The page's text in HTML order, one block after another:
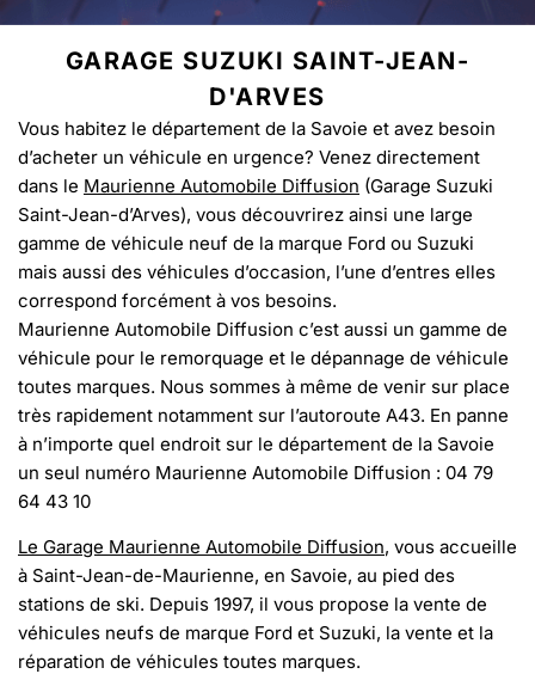
GARAGE SUZUKI SAINT-JEAN-
D'ARVES
Vous habitez le département de la Savoie et avez besoin
d’acheter un véhicule en urgence? Venez directement
dans le Maurienne Automobile Diffusion (Garage Suzuki
Saint-Jean-d’Arves), vous découvrirez ainsi une large
gamme de véhicule neuf de la marque Ford ou Suzuki
mais aussi des véhicules d’occasion, l’une d’entres elles
correspond forcément à vos besoins.
Maurienne Automobile Diffusion c’est aussi un gamme de
véhicule pour le remorquage et le dépannage de véhicule
toutes marques. Nous sommes à même de venir sur place
très rapidement notamment sur l’autoroute A43. En panne
à n’importe quel endroit sur le département de la Savoie
un seul numéro Maurienne Automobile Diffusion : 04 79
64 43 10
Le Garage Maurienne Automobile Diffusion, vous accueille
à Saint-Jean-de-Maurienne, en Savoie, au pied des
stations de ski. Depuis 1997, il vous propose la vente de
véhicules neufs de marque Ford et Suzuki, la vente et la
réparation de véhicules toutes marques.